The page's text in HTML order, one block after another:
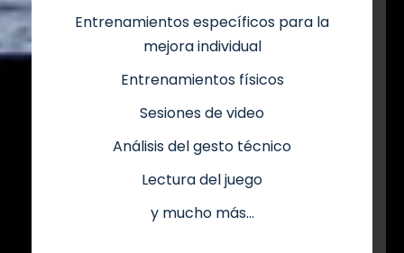
Entrenamientos específicos para la
mejora individual
Entrenamientos físicos
Sesiones de video
Análisis del gesto técnico
Lectura del juego
y mucho más...